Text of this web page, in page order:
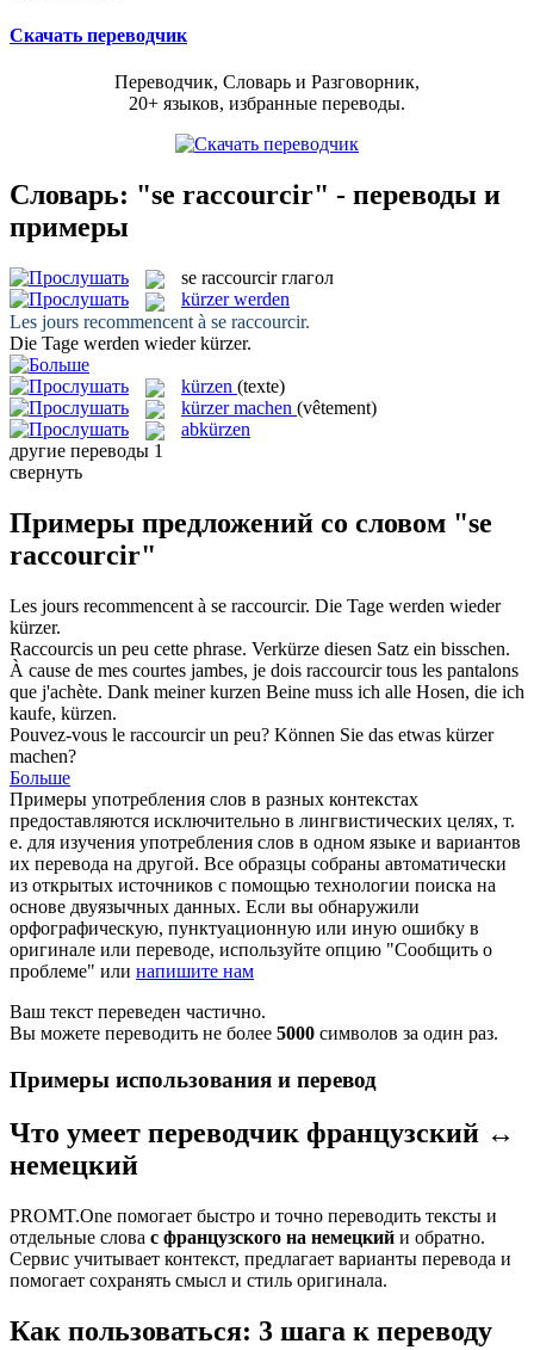
Скачать переводчик
Переводчик, Словарь и Разговорник,
20+ языков, избранные переводы.
Словарь: "se raccourcir" - переводы и
примеры
se raccourcir глагол
kürzer werden
Les jours recommencent à se raccourcir.
Die Tage werden wiederkürzer.
kürzen (texte)
kürzer machen (vêtement)
abkürzen
другие переводы 1
свернуть
Примеры предложений со словом "se
raccourcir"
Les jours recommencent à se raccourcir. Die Tage werden wieder
kürzer.
Raccourcis un peu cette phrase. Verkürze diesen Satz ein bisschen.
À cause de mes courtes jambes, je dois raccourcirtous les pantalons
que j'achète. Dank meiner kurzen Beine muss ich alle Hosen, die ich
kaufe, kürzen.
Pouvez-vous le raccourcirun peu? Können Sie das etwas kürzer
machen?
Больше
Примеры употребления слов в разных контекстах
предоставляются исключительно в лингвистических целях, т.
е. для изучения употребления слов в одном языке и вариантов
их перевода на другой. Все образцы собраны автоматически
из открытых источников с помощью технологии поиска на
основе двуязычных данных. Если вы обнаружили
орфографическую, пунктуационную или иную ошибку в
оригинале или переводе, используйте опцию "Сообщить о
проблеме" или напишите нам
Ваш текст переведен частично.
Вы можете переводить не более 5000 символов за один раз.
Примеры использования и перевод
Что умеет переводчик французский ↔
немецкий
PROMT.One помогает быстро и точно переводить тексты и
отдельные слова с французского на немецкий и обратно.
Сервис учитывает контекст, предлагает варианты перевода и
помогает сохранять смысл и стиль оригинала.
Как пользоваться: 3 шага к переводу